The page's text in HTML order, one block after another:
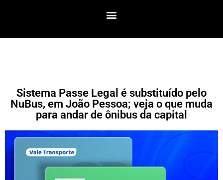
Sistema Passe Legal é substituído pelo
NuBus, em João Pessoa; veja o que muda
para andar de ônibus da capital